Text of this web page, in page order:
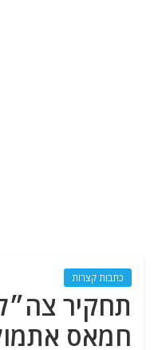
כתבות קצרות
תחקיר
חמאס